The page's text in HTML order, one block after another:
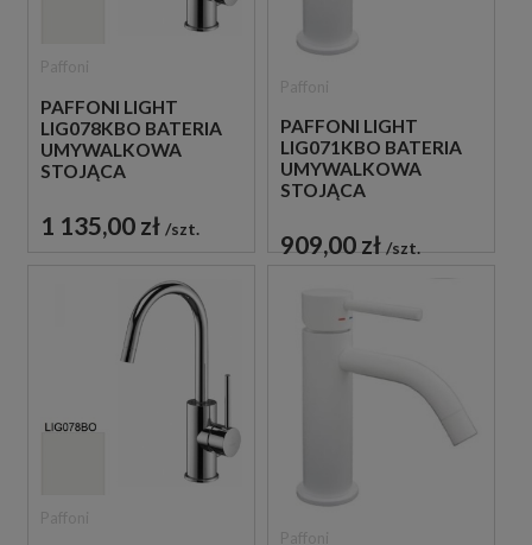
PAFFONI LIGHT
LIG078KBO BATERIA
UMYWALKOWA
STOJĄCA
BIAŁA
1 135,00 zł szt.
PAFFONI LIGHT
LIG071KBO BATERIA
UMYWALKOWA
STOJĄCA
BIAŁA
909,00 zł szt.